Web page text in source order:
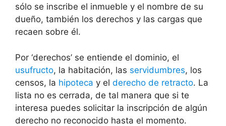
sólo se inscribe el inmueble y el nombre de su
dueño, también los derechos y las cargas que
recaen sobre él.
Por ‘derechos’ se entiende el dominio, el
usufructo, la habitación, las servidumbres, los
censos, la hipoteca y el derecho de retracto. La
lista no es cerrada, de tal manera que si te
interesa puedes solicitar la inscripción de algún
derecho no reconocido hasta el momento.